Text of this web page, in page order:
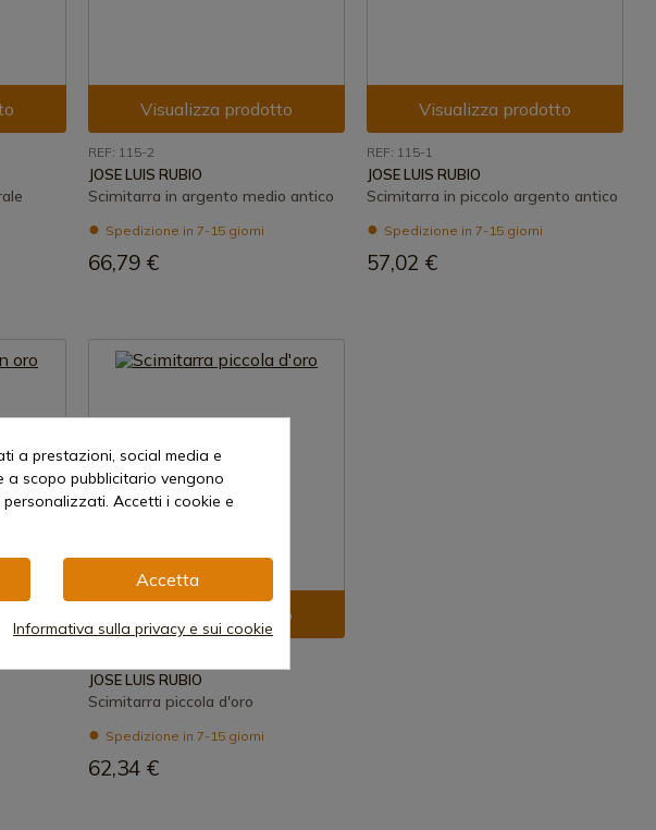
Visualizza prodotto
REF: 115-2
JOSE LUIS RUBIO
Scimitarra in argento medio antico
Spedizione in 7-15 giorni
66,79 €
Visualizza prodotto
REF: 115-1
JOSE LUIS RUBIO
Scimitarra in piccolo argento antico
Spedizione in 7-15 giorni
57,02 €
Visualizza prodotto
JOSE LUIS RUBIO
Scimitarra piccola d'oro
Spedizione in 7-15 giorni
62,34 €
a prestazioni, social media e
a scopo pubblicitario vengono
Accetti i cookie e
Accetta
Informativa sulla privacy e sui cookie